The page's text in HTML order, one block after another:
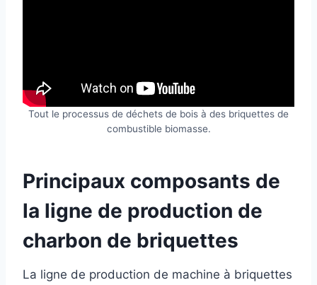
Tout le processus de déchets de bois à des briquettes de
combustible biomasse.
Principaux composants de
la ligne de production de
charbon de briquettes
La ligne de production de machine à briquettes